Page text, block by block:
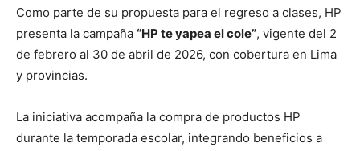
Como parte de su propuesta para el regreso a clases, HP
presenta la campaña “HP te yapea el cole”, vigente del 2
de febrero al 30 de abril de 2026, con cobertura en Lima
y provincias.
La iniciativa acompaña la compra de productos HP
durante la temporada escolar, integrando beneficios a